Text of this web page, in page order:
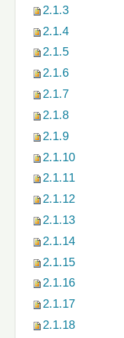
2.1.3
2.1.4
2.1.5
2.1.6
2.1.7
2.1.8
2.1.9
2.1.10
2.1.11
2.1.12
2.1.13
2.1.14
2.1.15
2.1.16
2.1.17
2.1.18